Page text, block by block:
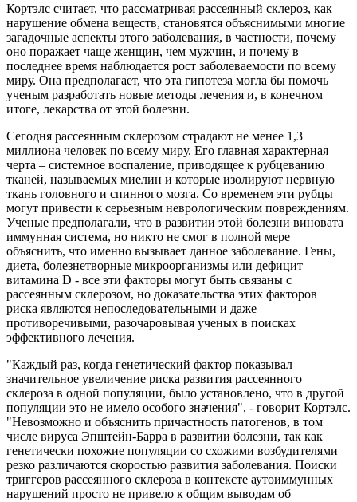
Кортэлс считает, что рассматривая рассеянный склероз, как
нарушение обмена веществ, становятся объяснимыми многие
загадочные аспекты этого заболевания, в частности, почему
оно поражает чаще женщин, чем мужчин, и почему в
последнее время наблюдается рост заболеваемости по всему
миру. Она предполагает, что эта гипотеза могла бы помочь
ученым разработать новые методы лечения и, в конечном
итоге, лекарства от этой болезни.
Сегодня рассеянным склерозом страдают не менее 1,3
миллиона человек по всему миру. Его главная характерная
черта – системное воспаление, приводящее к рубцеванию
тканей, называемых миелин и которые изолируют нервную
ткань головного и спинного мозга. Со временем эти рубцы
могут привести к серьезным неврологическим повреждениям.
Ученые предполагали, что в развитии этой болезни виновата
иммунная система, но никто не смог в полной мере
объяснить, что именно вызывает данное заболевание. Гены,
диета, болезнетворные микроорганизмы или дефицит
витамина D - все эти факторы могут быть связаны с
рассеянным склерозом, но доказательства этих факторов
риска являются непоследовательными и даже
противоречивыми, разочаровывая ученых в поисках
эффективного лечения.
"Каждый раз, когда генетический фактор показывал
значительное увеличение риска развития рассеянного
склероза в одной популяции, было установлено, что в другой
популяции это не имело особого значения", - говорит Кортэлс.
"Невозможно и объяснить причастность патогенов, в том
числе вируса Эпштейн-Барра в развитии болезни, так как
генетически похожие популяции со схожими возбудителями
резко различаются скоростью развития заболевания. Поиски
триггеров рассеянного склероза в контексте аутоиммунных
нарушений просто не привело к общим выводам об